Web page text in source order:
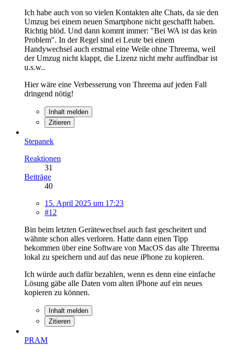
Ich habe auch von so vielen Kontakten alte Chats, da sie den
Umzug bei einem neuen Smartphone nicht geschafft haben.
Richtig blöd. Und dann kommt immer: "Bei WA ist das kein
Problem". In der Regel sind ei Leute bei einem
Handywechsel auch erstmal eine Weile ohne Threema, weil
der Umzug nicht klappt, die Lizenz nicht mehr auffindbar ist
u.s.w..
Hier wäre eine Verbesserung von Threema auf jeden Fall
dringend nötig!
Inhalt melden
Zitieren
Stepanek
Reaktionen
31
Beiträge
40
15. April 2025 um 17:23
#12
Bin beim letzten Gerätewechsel auch fast gescheitert und
wähnte schon alles verloren. Hatte dann einen Tipp
bekommen über eine Software von MacOS das alte Threema
lokal zu speichern und auf das neue iPhone zu kopieren.
Ich würde auch dafür bezahlen, wenn es denn eine einfache
Lösung gäbe alle Daten vom alten iPhone auf ein neues
kopieren zu können.
Inhalt melden
Zitieren
PRAM